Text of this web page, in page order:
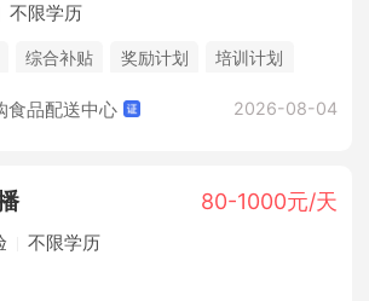
不限学历
综合补贴 奖励计划 培训计划
食品配送中心 2026-08-04
80-1000元/天
不限学历